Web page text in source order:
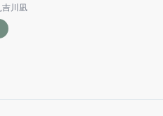
,吉川凪